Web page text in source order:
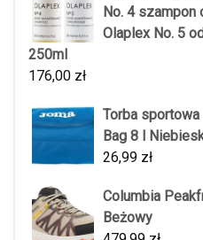
No. 4 szampon
Olaplex No. 5
250ml
176,00 zł
Torba sportowa
Bag 8 l
26,99 zł
Columbia
Beżowy